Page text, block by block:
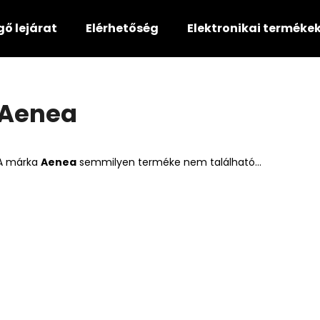
lejárat Elérhetőség Elektronikai
márka Aenea semmilyen terméke nem található...